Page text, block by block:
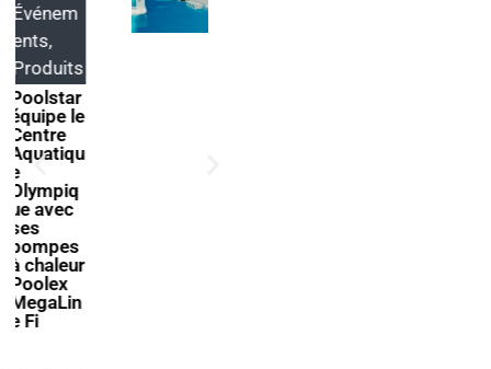
Produits